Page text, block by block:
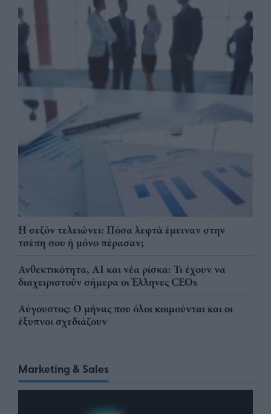
Η σεζόν τελειώνει: Πόσα λεφτά έμειναν στην
τσέπη σου ή μόνο πέρασαν;
Ανθεκτικότητα, AI και νέα ρίσκα: Τι έχουν να
διαχειριστούν σήμερα οι Έλληνες CEOs
Αύγουστος: Ο μήνας που όλοι κοιμούνται και οι
έξυπνοι σχεδιάζουν
Marketing & Sales